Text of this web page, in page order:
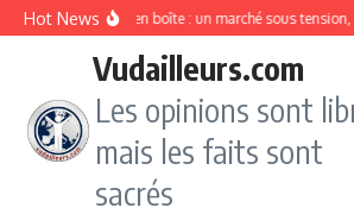
Aller au contenu
Hot NewsSardines en boîte : un marché sous tension,
Vudailleurs.com
Les opinions sont
mais les faits sont
sacrés